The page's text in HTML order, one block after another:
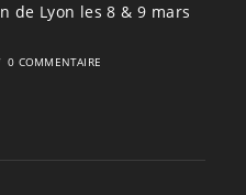
de Lyon les 8 & 9 mars
0 COMMENTAIRE